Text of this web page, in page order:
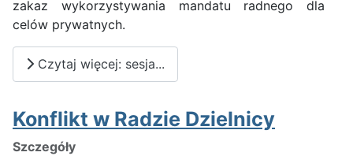
zakaz wykorzystywania mandatu radnego dla
celów prywatnych.
Czytaj więcej: sesja...
Konflikt w Radzie Dzielnicy
Szczegóły